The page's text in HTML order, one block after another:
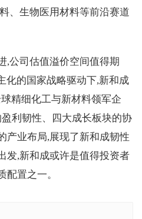
、生物医用材料等前沿赛道
,公司估值溢价空间值得期
化的国家战略驱动下,新和成
精细化工与新材料领军企
利韧性、四大成长板块的协
产业布局,展现了新和成韧性
发,新和成或许是值得投资者
配置之一。